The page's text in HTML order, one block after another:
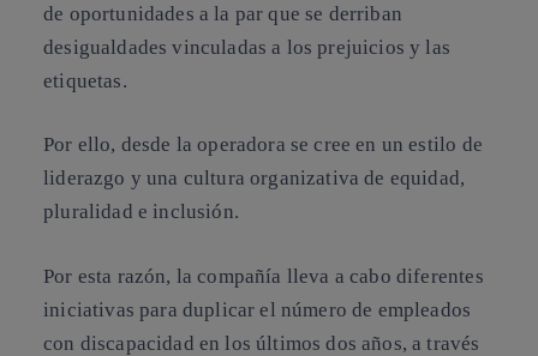
de oportunidades a la par que se derriban
desigualdades vinculadas a los prejuicios y las
etiquetas.
Por ello, desde la operadora se cree en un estilo de
liderazgo y una cultura organizativa de equidad,
pluralidad e inclusión.
Por esta razón, la compañía lleva a cabo diferentes
iniciativas para duplicar el número de empleados
con discapacidad en los últimos dos años, a través